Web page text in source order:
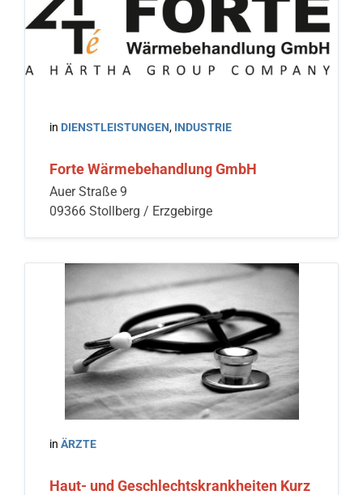
in DIENSTLEISTUNGEN, INDUSTRIE
Forte Wärmebehandlung GmbH
Auer Straße 9
09366 Stollberg / Erzgebirge
in ÄRZTE
Haut- und Geschlechtskrankheiten Kurz